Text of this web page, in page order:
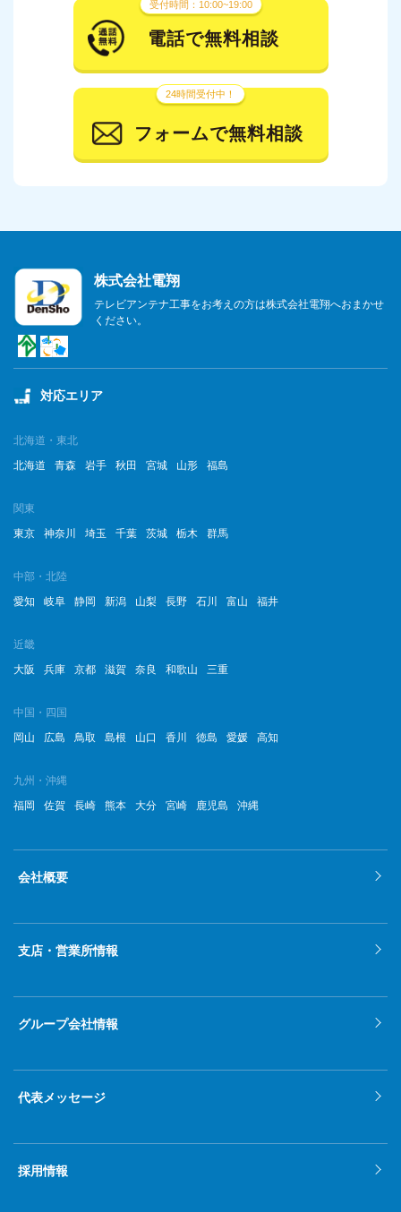
受付時間：10:00~19:00
電話で無料相談
24時間受付中！
フォームで無料相談
株式会社電翔
テレビアンテナ工事をお考えの方は株式会社電翔へおまかせ
ください。
対応エリア
北海道・東北
北海道
青森 岩手 秋田 宮城 山形 福島
関東
東京
神奈川 埼玉 千葉 茨城 栃木 群馬
中部・北陸
愛知
岐阜 静岡 新潟 山梨 長野 石川 富山 福井
近畿
大阪
兵庫 京都 滋賀 奈良 和歌山 三重
中国・四国
岡山
広島 鳥取 島根 山口 香川 徳島 愛媛 高知
九州・沖縄
福岡
佐賀 長崎 熊本 大分 宮崎 鹿児島 沖縄
会社概要
支店・営業所情報
グループ会社情報
代表メッセージ
採用情報